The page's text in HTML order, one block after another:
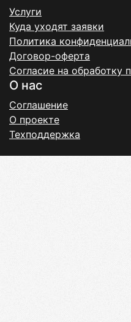
Услуги
Куда уходят заявки
Политика
Договор-оферта
Согласие на обработку
О нас
Соглашение
О проекте
Техподдержка